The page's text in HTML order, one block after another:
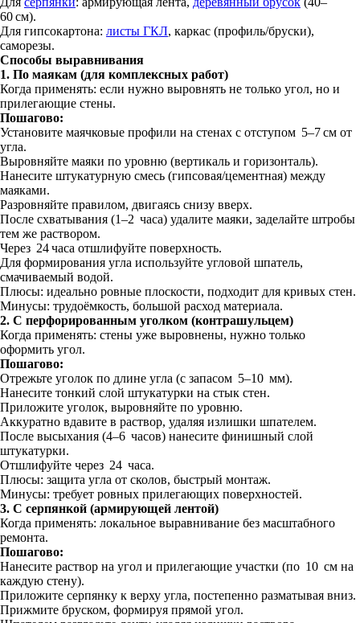
60 см).
Для гипсокартона: листы ГКЛ, каркас (профиль/бруски),
саморезы.
Способы выравнивания
1. По маякам (для комплексных работ)
Когда применять: если нужно выровнять не только угол, но и
прилегающие стены.
Пошагово:
Установите маячковые профили на стенах с отступом 5–7 см от
угла.
Выровняйте маяки по уровню (вертикаль и горизонталь).
Нанесите штукатурную смесь (гипсовая/цементная) между
маяками.
Разровняйте правилом, двигаясь снизу вверх.
После схватывания (1–2 часа) удалите маяки, заделайте штробы
тем же раствором.
Через 24 часа отшлифуйте поверхность.
Для формирования угла используйте угловой шпатель,
смачиваемый водой.
Плюсы: идеально ровные плоскости, подходит для кривых стен.
Минусы: трудоёмкость, большой расход материала.
2. С перфорированным уголком (контрашульцем)
Когда применять: стены уже выровнены, нужно только
оформить угол.
Пошагово:
Отрежьте уголок по длине угла (с запасом 5–10 мм).
Нанесите тонкий слой штукатурки на стык стен.
Приложите уголок, выровняйте по уровню.
Аккуратно вдавите в раствор, удаляя излишки шпателем.
После высыхания (4–6 часов) нанесите финишный слой
штукатурки.
Отшлифуйте через 24 часа.
Плюсы: защита угла от сколов, быстрый монтаж.
Минусы: требует ровных прилегающих поверхностей.
3. С серпянкой (армирующей лентой)
Когда применять: локальное выравнивание без масштабного
ремонта.
Пошагово:
Нанесите раствор на угол и прилегающие участки (по 10 см на
каждую стену).
Приложите серпянку к верху угла, постепенно разматывая вниз.
Прижмите бруском, формируя прямой угол.